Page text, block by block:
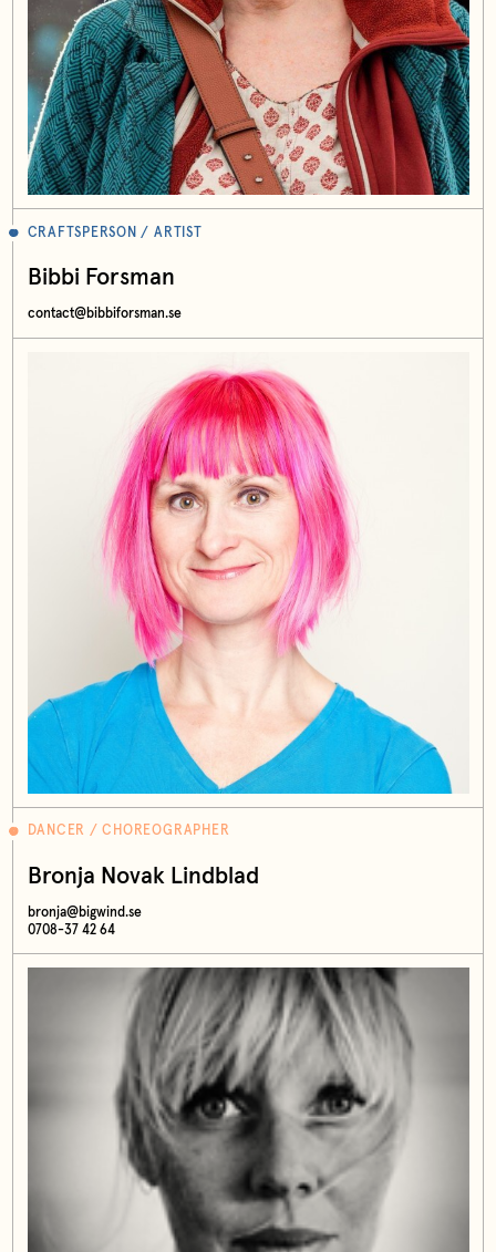
CRAFTSPERSON / ARTIST
Bibbi Forsman
contact@bibbiforsman.se
DANCER / CHOREOGRAPHER
Bronja Novak Lindblad
bronja@bigwind.se
0708-37 42 64